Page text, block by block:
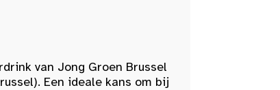
van Jong Groen Brussel
Een ideale kans om bij